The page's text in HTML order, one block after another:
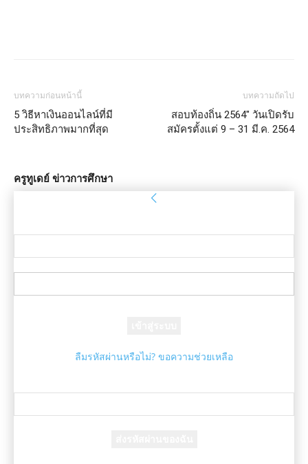
บทความก่อนหน้านี้
5 วิธีหาเงินออนไลน์ที่มี
ประสิทธิภาพมากที่สุด
บทความถัดไป
สอบท้องถิ่น 2564″ วันเปิดรับ
สมัครตั้งแต่ 9 – 31 มี.ค. 2564
ครูทูเดย์ ข่าวการศึกษา
ลืมรหัสผ่านหรือไม่? ขอความช่วยเหลือ